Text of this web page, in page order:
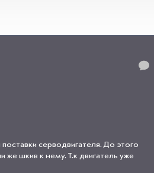
серводвигателя. До этого
же шкив к нему. Т.к двигатель уже